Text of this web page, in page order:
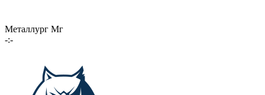
Металлург Мг
-:-